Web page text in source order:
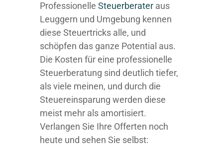
Professionelle Steuerberater aus
Leuggern und Umgebung kennen
diese Steuertricks alle, und
schöpfen das ganze Potential aus.
Die Kosten für eine professionelle
Steuerberatung sind deutlich tiefer,
als viele meinen, und durch die
Steuereinsparung werden diese
meist mehr als amortisiert.
Verlangen Sie Ihre Offerten noch
heute und sehen Sie selbst: